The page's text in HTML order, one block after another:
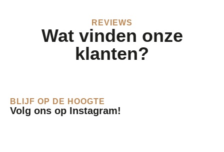
REVIEWS
Wat vinden onze
klanten?
BLIJF OP DE HOOGTE
Volg ons op Instagram!